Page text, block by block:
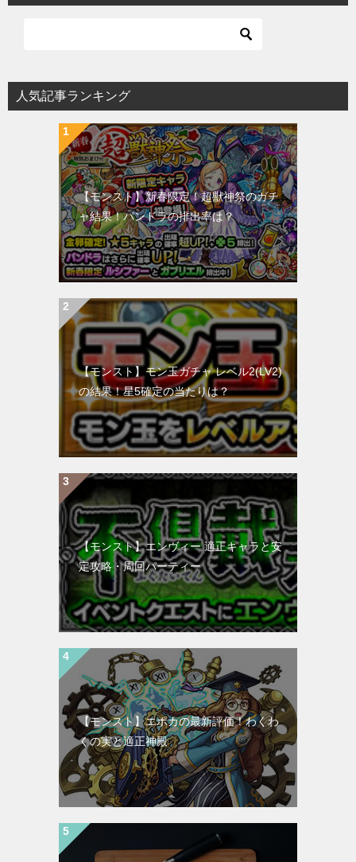
人気記事ランキング
【モンスト】新春限定！超獣神祭のガチ
ャ結果！パンドラの排出率は？
【モンスト】モン玉ガチャ レベル2(LV2)
の結果！星5確定の当たりは？
【モンスト】エンヴィー 適正キャラと安
定攻略・周回パーティー
【モンスト】エポカの最新評価！わくわ
くの実と適正神殿